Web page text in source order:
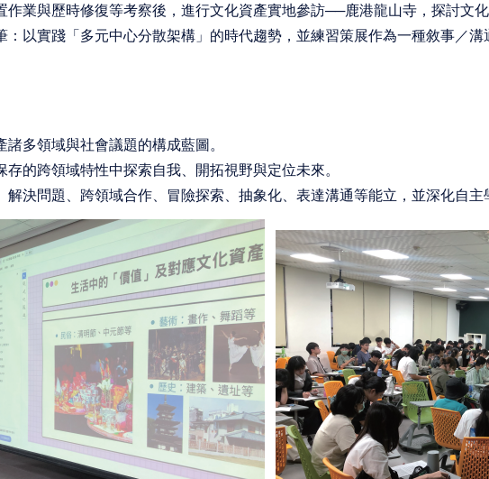
作業與歷時修復等考察後，進行文化資產實地參訪──鹿港龍山寺，探討文化
：以實踐「多元中心分散架構」的時代趨勢，並練習策展作為一種敘事／溝
多領域與社會議題的構成藍圖。
存的跨領域特性中探索自我、開拓視野與定位未來。
解決問題、跨領域合作、冒險探索、抽象化、表達溝通等能立，並深化自主